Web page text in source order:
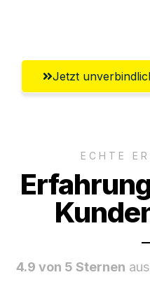
Jetzt
ECHTE
4.9 von 5 Sternen